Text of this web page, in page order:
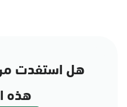
هل استفدت
هذه